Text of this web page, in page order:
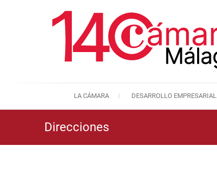
LA CÁMARA DESARROLLO EMPRESARIAL
Direcciones